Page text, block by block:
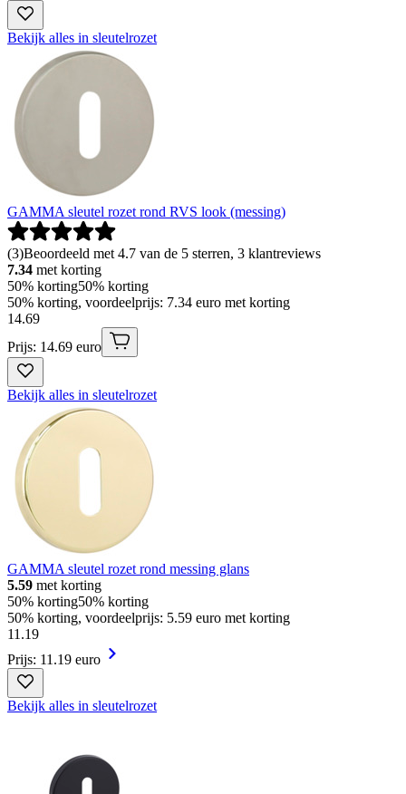
Bekijk alles in sleutelrozet
GAMMA sleutel rozet rond RVS look (messing)
(3)Beoordeeld met 4.7 van de 5 sterren, 3 klantreviews
7.34 met korting
50% korting50% korting
50% korting, voordeelprijs: 7.34 euro met korting
14.69
Prijs: 14.69 euro
Bekijk alles in sleutelrozet
GAMMA sleutel rozet rond messing glans
5.59 met korting
50% korting50% korting
50% korting, voordeelprijs: 5.59 euro met korting
11 .19
Prijs: 11.19 euro
Bekijk alles in sleutelrozet